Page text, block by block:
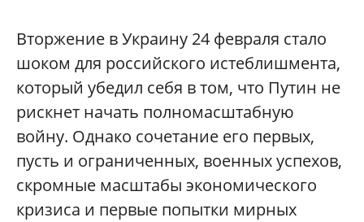
Вторжение в Украину 24 февраля стало
шоком для российского истеблишмента,
который убедил себя в том, что Путин не
рискнет начать полномасштабную
войну. Однако сочетание его первых,
пусть и ограниченных, военных успехов,
скромные масштабы экономического
кризиса и первые попытки мирных